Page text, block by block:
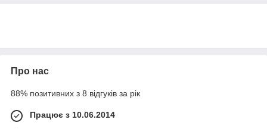
Про нас
88% позитивних з 8 відгуків за рік
Працює з 10.06.2014